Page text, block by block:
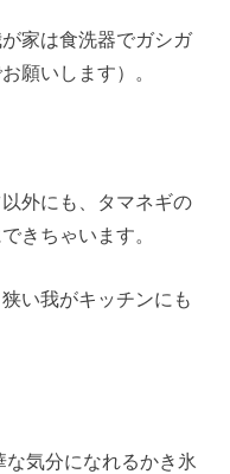
家は食洗器でガシガ
願いします）。
外にも、タマネギの
きちゃいます。
い我がキッチンにも
気分になれるかき氷